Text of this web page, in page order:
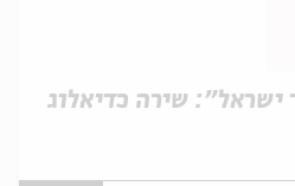
ישראל": שירה כדיאלוג